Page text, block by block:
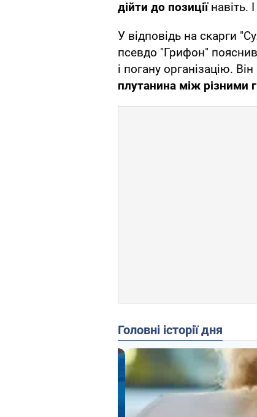
дійти до позиції навіть.
У відповідь на скарги
псевдо "Грифон"
і погану організацію.
плутанина між різними
Головні історії дня